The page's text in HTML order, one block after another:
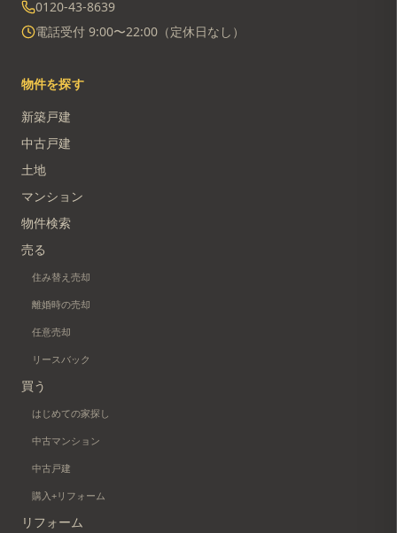
0120-43-8639
電話受付 9:00〜22:00（定休日なし）
物件を探す
新築戸建
中古戸建
土地
マンション
物件検索
売る
住み替え売却
離婚時の売却
任意売却
リースバック
買う
はじめての家探し
中古マンション
中古戸建
購入+リフォーム
リフォーム